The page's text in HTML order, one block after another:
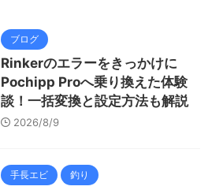
ブログ
Rinkerのエラーをきっかけに
Pochipp Proへ乗り換えた体験
談！一括変換と設定方法も解説
2026/8/9
手長エビ 釣り